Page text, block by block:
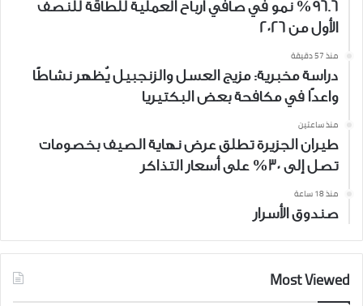
%96.6 نمو في صافي أرباح العملية للطاقة للنصف
الأول من 2026
منذ 57 دقيقة
دراسة مخبرية: مزيج العسل والزنجبيل يُظهر نشاطًا
واعدًا في مكافحة بعض البكتيريا
منذ ساعتين
طيران الجزيرة تطلق عرض نهاية الصيف بخصومات
تصل إلى 30% على أسعار التذاكر
منذ 18 ساعة
صندوق الأسرار
Most Viewed